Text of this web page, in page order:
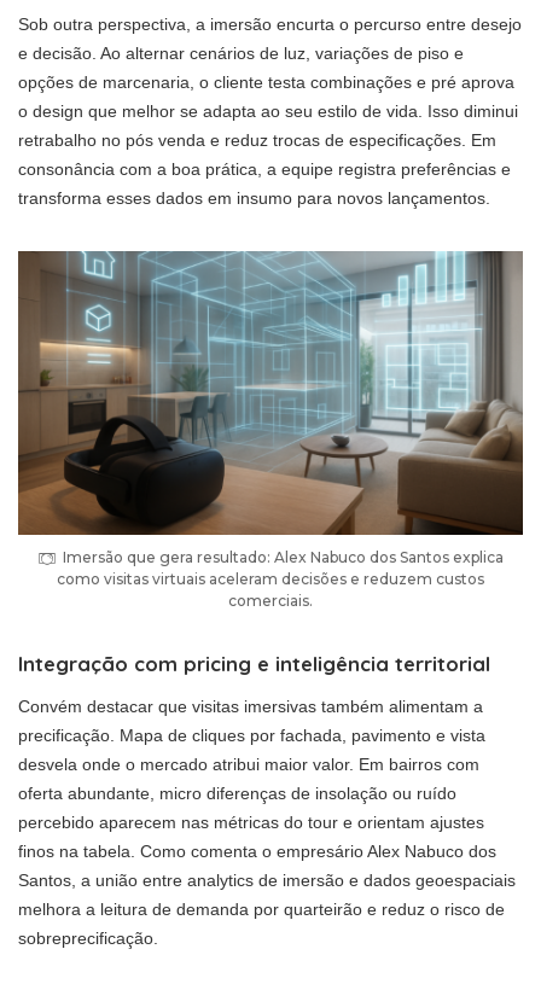
Sob outra perspectiva, a imersão encurta o percurso entre desejo
e decisão. Ao alternar cenários de luz, variações de piso e
opções de marcenaria, o cliente testa combinações e pré aprova
o design que melhor se adapta ao seu estilo de vida. Isso diminui
retrabalho no pós venda e reduz trocas de especificações. Em
consonância com a boa prática, a equipe registra preferências e
transforma esses dados em insumo para novos lançamentos.
Imersão que gera resultado: Alex Nabuco dos Santos explica
como visitas virtuais aceleram decisões e reduzem custos
comerciais.
Integração com pricing e inteligência territorial
Convém destacar que visitas imersivas também alimentam a
precificação. Mapa de cliques por fachada, pavimento e vista
desvela onde o mercado atribui maior valor. Em bairros com
oferta abundante, micro diferenças de insolação ou ruído
percebido aparecem nas métricas do tour e orientam ajustes
finos na tabela. Como comenta o empresário Alex Nabuco dos
Santos, a união entre analytics de imersão e dados geoespaciais
melhora a leitura de demanda por quarteirão e reduz o risco de
sobreprecificação.